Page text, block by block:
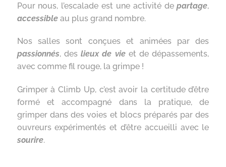
Pour nous, l’escalade est une activité departage,
accessible au plus grand nombre.
Nos salles sont conçues et animées par des
passionnés, deslieux de vieet de dépassements,
avec comme fil rouge, la grimpe !
Grimper à Climb Up, c’est avoir la certitude d’être
formé et accompagné dans la pratique, de
grimper dans des voies et blocs préparés par des
ouvreurs expérimentés et d’être accueilli avec le
sourire.